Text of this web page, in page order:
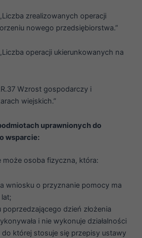
zrealizowanych operacji
nowego przedsiębiorstwa.”
operacji ukierunkowanych na
Wzrost gospodarczy i
wiejskich.”
uprawnionych do
wsparcie:
może osoba fizyczna, która:
wniosku o przyznanie pomocy ma
dzień złożenia
i nie wykonuje działalności
której stosuje się przepisy ustawy